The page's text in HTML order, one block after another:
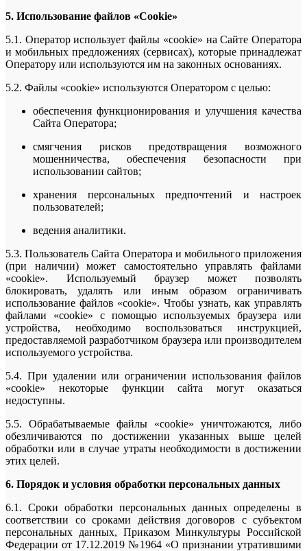
5. Использование файлов «Cookie»
5.1. Оператор использует файлы «cookie» на Сайте Оператора
и мобильных предложениях (сервисах), которые принадлежат
Оператору или используются им на законных основаниях.
5.2. Файлы «cookie» используются Оператором с целью:
обеспечения функционирования и улучшения качества
Сайта Оператора;
смягчения рисков предотвращения возможного
мошенничества, обеспечения безопасности при
использовании сайтов;
хранения персональных предпочтений и настроек
пользователей;
ведения аналитики.
5.3. Пользователь Сайта Оператора и мобильного приложения
(при наличии) может самостоятельно управлять файлами
«cookie». Используемый браузер может позволять
блокировать, удалять или иным образом ограничивать
использование файлов «cookie». Чтобы узнать, как управлять
файлами «cookie» с помощью используемых браузера или
устройства, необходимо воспользоваться инструкцией,
предоставляемой разработчиком браузера или производителем
используемого устройства.
5.4. При удалении или ограничении использования файлов
«cookie» некоторые функции сайта могут оказаться
недоступны.
5.5. Обрабатываемые файлы «cookie» уничтожаются, либо
обезличиваются по достижении указанных выше целей
обработки или в случае утраты необходимости в достижении
этих целей.
6. Порядок и условия обработки персональных данных
6.1. Сроки обработки персональных данных определены в
соответствии со сроками действия договоров с субъектом
персональных данных, Приказом Минкультуры Российской
Федерации от 17.12.2019 №1964 «О признании утратившими